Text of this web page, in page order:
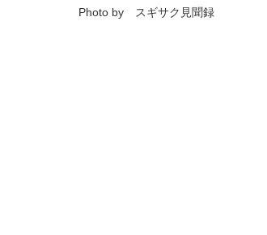
Photo by スギサク見聞録